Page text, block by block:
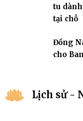
tu
tại chỗ
Đồng
cho
Lịch sử -